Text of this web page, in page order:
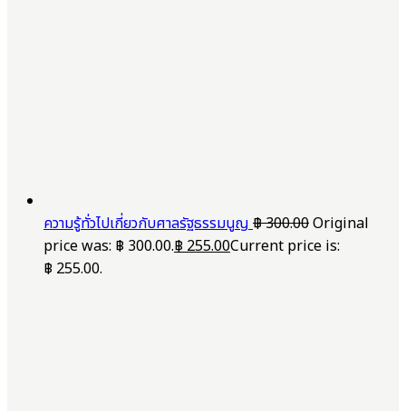
ความรู้ทั่วไปเกี่ยวกับศาลรัฐธรรมนูญ฿300.00Original
price was: ฿ 300.00.฿255.00Current price is:
฿ 255.00.